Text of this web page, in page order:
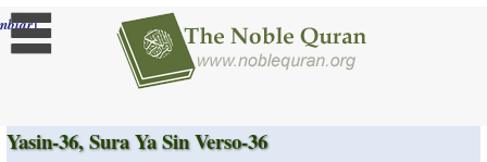
]
Yasin-36, Sura Ya Sin Verso-36